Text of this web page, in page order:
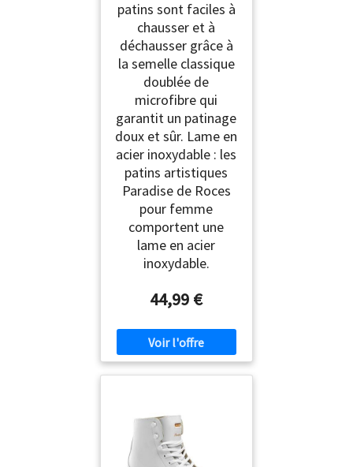
patins sont faciles à
chausser et à
déchausser grâce à
la semelle classique
doublée de
microfibre qui
garantit un patinage
doux et sûr. Lame en
acier inoxydable : les
patins artistiques
Paradise de Roces
pour femme
comportent une
lame en acier
inoxydable.
44,99 €